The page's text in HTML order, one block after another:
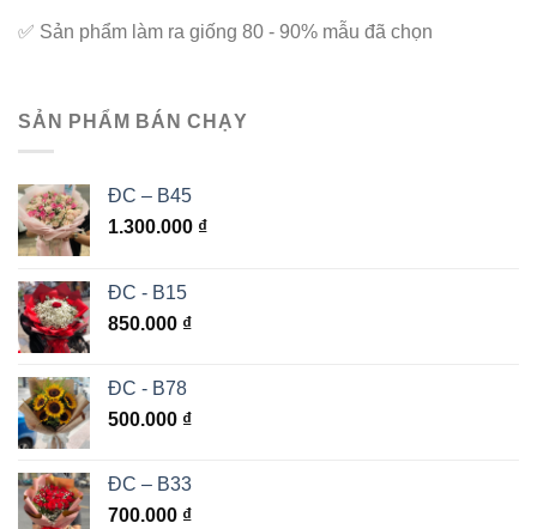
✅ Sản phẩm làm ra giống 80 - 90% mẫu đã chọn
SẢN PHẨM BÁN CHẠY
ĐC – B45
1.300.000 ₫
ĐC - B15
850.000 ₫
ĐC - B78
500.000 ₫
ĐC – B33
700.000 ₫